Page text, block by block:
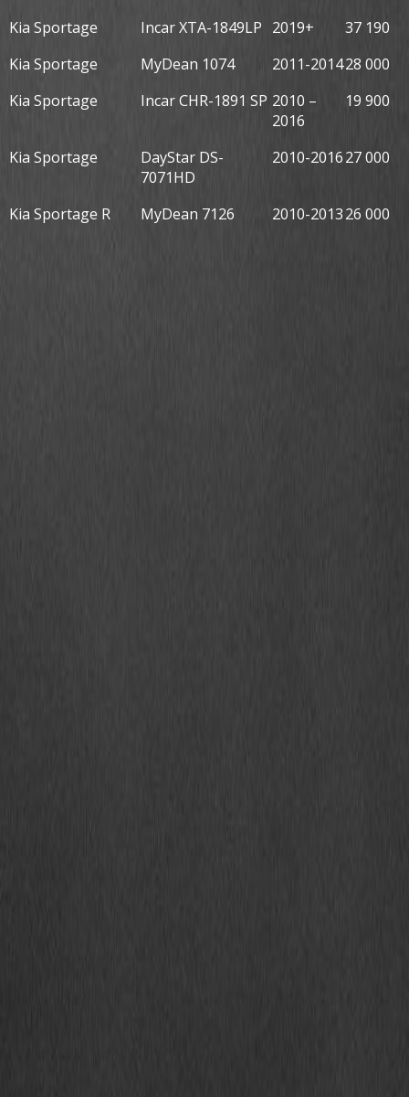
Kia Sportage
Incar XTA-1849LP 2019+
37 190
Kia Sportage
MyDean 1074 2011-201428 000
Kia Sportage
Incar CHR-1891 SP 2010 –
2016
19 900
Kia Sportage
DayStar DS-
7071HD
2010-201627 000
Kia Sportage R MyDean 7126 2010-201326 000